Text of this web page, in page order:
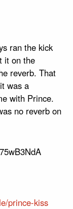
ran the kick
it on the
reverb. That
was a
with Prince.
no reverb on
prince-kiss